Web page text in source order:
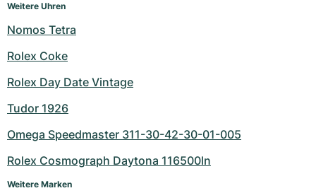
Weitere Uhren
Nomos Tetra
Rolex Coke
Rolex Day Date Vintage
Tudor 1926
Omega Speedmaster 311-30-42-30-01-005
Rolex Cosmograph Daytona 116500ln
Weitere Marken